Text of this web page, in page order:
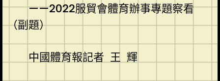
——2022服貿會體育辦事專題察看
（副題）
中國體育報記者 王 輝